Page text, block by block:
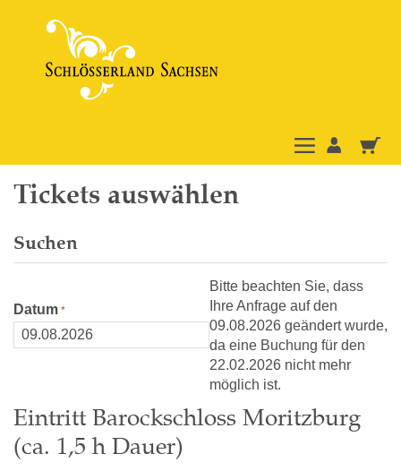
Tickets auswählen
Suchen
Datum
Bitte beachten Sie, dass
Ihre Anfrage auf den
09.08.2026 geändert wurde,
da eine Buchung für den
22.02.2026 nicht mehr
möglich ist.
Eintritt Barockschloss Moritzburg
(ca. 1,5 h Dauer)